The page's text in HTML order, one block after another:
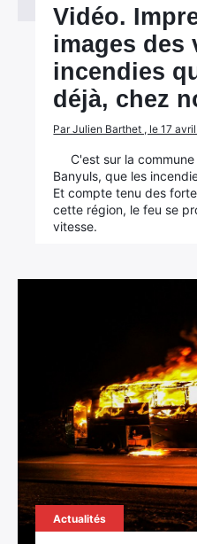
Vidéo.
images des
incendies
déjà, chez
Par Julien Barthet , le 17
C'est sur la
Banyuls, que les
Et compte tenu des
cette région, le feu se
vitesse.
Actualités